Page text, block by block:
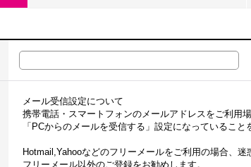
メール受信設定について
携帯電話・スマートフォンのメールアドレスをご利用場
「PCからのメールを受信する」設定になっていること
Hotmail,Yahooなどのフリーメールをご利用の場合、
フリーメール以外のご登録をお勧めします。